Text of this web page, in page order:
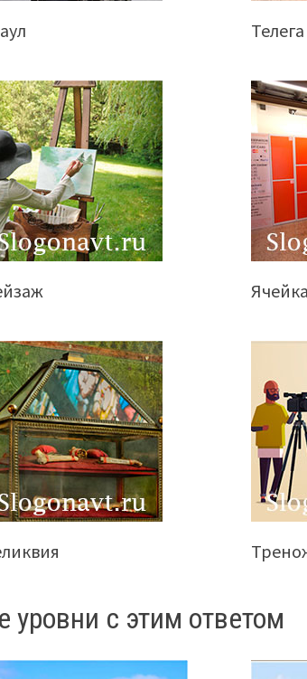
Телега
Ячейка
уровни с этим ответом